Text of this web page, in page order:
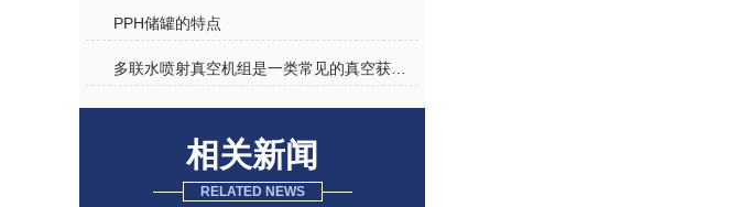
PPH储罐的特点
相关新闻
RELATED NEWS